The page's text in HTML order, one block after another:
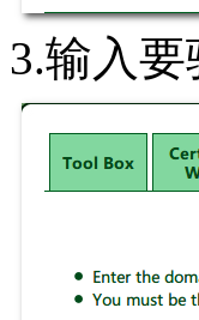
3.输入要